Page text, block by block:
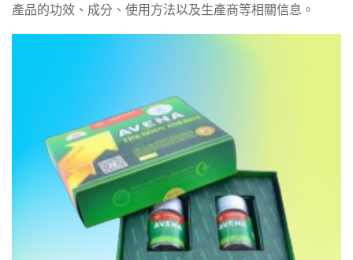
產品的功效、成分、使用方法以及生產商等相關信息。